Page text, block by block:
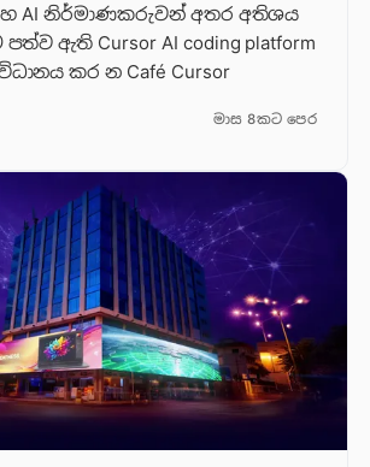
සහ AI නිර්මාණකරුවන් අතර අතිශය
ඇති Cursor AI coding platform
කර න Café Cursor
මාස 8කට පෙර